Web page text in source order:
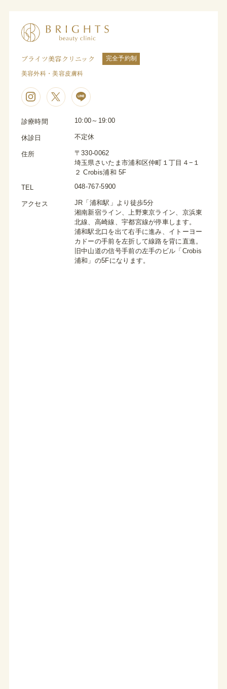
ブライツ美容クリニック 完全予約制
美容外科・美容皮膚科
診療時間 10:00～19:00
休診日 不定休
住所
〒330-0062
埼玉県さいたま市浦和区仲町１丁目４−１
２ Crobis浦和 5F
TEL 048-767-5900
アクセス
JR「浦和駅」より徒歩5分
湘南新宿ライン、上野東京ライン、京浜東
北線、高崎線、宇都宮線が停車します。
浦和駅北口を出て右手に進み、イトーヨー
カドーの手前を左折して線路を背に直進。
旧中山道の信号手前の左手のビル「Crobis
浦和」の5Fになります。